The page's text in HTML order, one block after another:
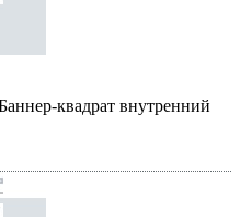
квадрат внутренний